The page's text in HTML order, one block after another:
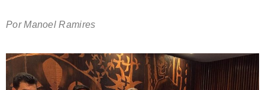
Por Manoel Ramires